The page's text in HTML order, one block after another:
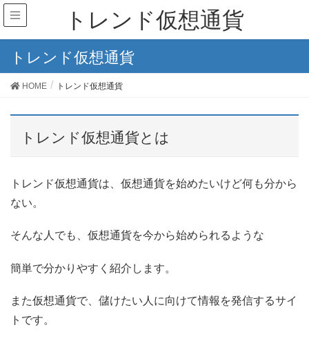
トレンド仮想通貨
トレンド仮想通貨
HOME トレンド仮想通貨
トレンド仮想通貨とは
トレンド仮想通貨は、仮想通貨を始めたいけど何も分から
ない。
そんな人でも、仮想通貨を今から始められるような
簡単で分かりやすく紹介します。
また仮想通貨で、儲けたい人に向けて情報を発信するサイ
トです。